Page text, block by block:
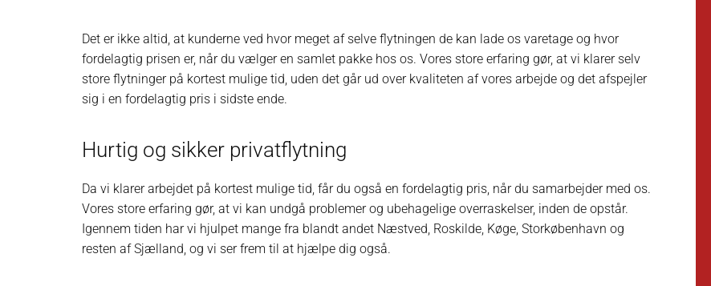
Det er ikke altid, at kunderne ved hvor meget af selve flytningen de kan lade os varetage og hvor
fordelagtig prisen er, når du vælger en samlet pakke hos os. Vores store erfaring gør, at vi klarer selv
store flytninger på kortest mulige tid, uden det går ud over kvaliteten af vores arbejde og det afspejler
sig i en fordelagtig pris i sidste ende.
Hurtig og sikker privatflytning
Da vi klarer arbejdet på kortest mulige tid, får du også en fordelagtig pris, når du samarbejder med os.
Vores store erfaring gør, at vi kan undgå problemer og ubehagelige overraskelser, inden de opstår.
Igennem tiden har vi hjulpet mange fra blandt andet Næstved, Roskilde, Køge, Storkøbenhavn og
resten af Sjælland, og vi ser frem til at hjælpe dig også.